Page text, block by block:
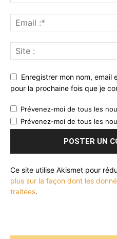
Enregistrer mon nom,
pour la prochaine fois que je
Prévenez-moi de tous les
Prévenez-moi de tous les
Ce site utilise Akismet pour
plus sur la façon dont les
traitées.